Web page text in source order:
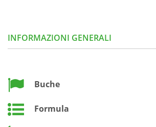
INFORMAZIONI GENERALI
Buche
Formula